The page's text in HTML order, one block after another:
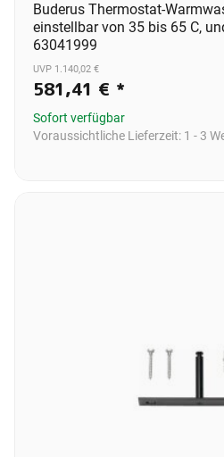
Buderus Thermostat-
einstellbar von 35 bis 65 C,
63041999
UVP 1.140,02 €
581,41 € *
Sofort verfügbar
Voraussichtliche Lieferzeit: 1 - 3